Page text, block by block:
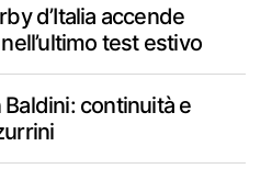
d’Italia accende
test estivo
continuità e